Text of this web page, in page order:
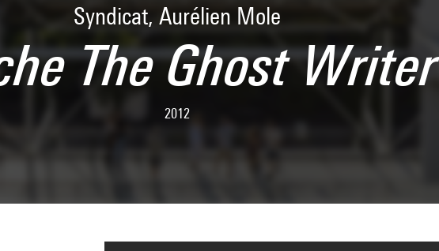
Syndicat, Aurélien Mole
The Ghost Writer
2012